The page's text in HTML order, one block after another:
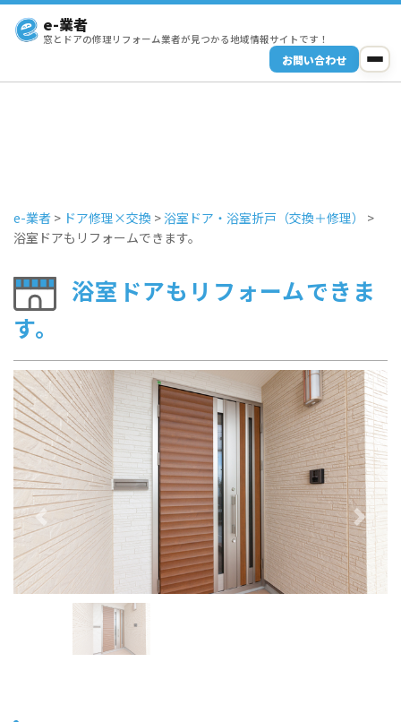
e-業者
窓とドアの修理リフォーム業者が見つかる地域情報サイトです！
お問い合わせ
e-業者 > ドア修理×交換 > 浴室ドア・浴室折戸（交換＋修理）
>
浴室ドアもリフォームできます。
浴室ドアもリフォームできま
す。
Previous Next